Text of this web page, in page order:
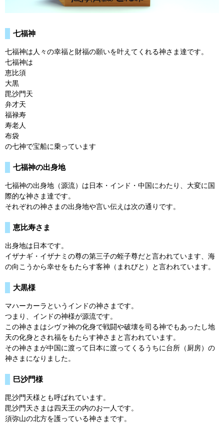
七福神
七福神は人々の幸福と財福の願いを叶えてくれる神さま達です。
七福神は
恵比須
大黒
毘沙門天
弁才天
福禄寿
寿老人
布袋
の七神で宝船に乗っています
七福神の出身地
七福神の出身地（源流）は日本・インド・中国にわたり、大変に国
際的な神さま達です。
それぞれの神さまの出身地や言い伝えは次の通りです。
恵比寿さま
出身地は日本です。
イザナギ・イザナミの尊の第三子の蛭子尊だと言われています、海
の向こうから幸せをもたらす客神（まれびと）と言われています。
大黒様
マハーカーラというインドの神さまです。
つまり、インドの神様が源流です。
この神さまはシヴァ神の化身で戦闘や破壊を司る神でもあったし地
天の化身とされ福をもたらす神さまと言われています。
その神さまが中国に渡って日本に渡ってくるうちに台所（厨房）の
神さまになりました。
巳沙門様
毘沙門天様とも呼ばれています。
毘沙門天さまは四天王の内のお一人です。
須弥山の北方を護っている神さまです。